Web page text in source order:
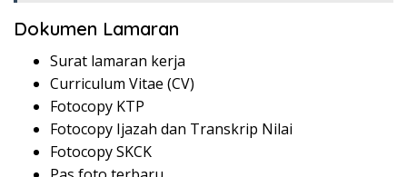
Dokumen Lamaran
Surat lamaran kerja
Curriculum Vitae (CV)
Fotocopy KTP
Fotocopy Ijazah dan Transkrip Nilai
Fotocopy SKCK